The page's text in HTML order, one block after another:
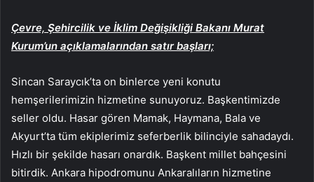
Çevre, Şehircilik ve İklim Değişikliği Bakanı Murat
Kurum’un açıklamalarından satır başları;
Sincan Saraycık’ta on binlerce yeni konutu
hemşerilerimizin hizmetine sunuyoruz. Başkentimizde
seller oldu. Hasar gören Mamak, Haymana, Bala ve
Akyurt’ta tüm ekiplerimiz seferberlik bilinciyle sahadaydı.
Hızlı bir şekilde hasarı onardık. Başkent millet bahçesini
bitirdik. Ankara hipodromunu Ankaralıların hizmetine